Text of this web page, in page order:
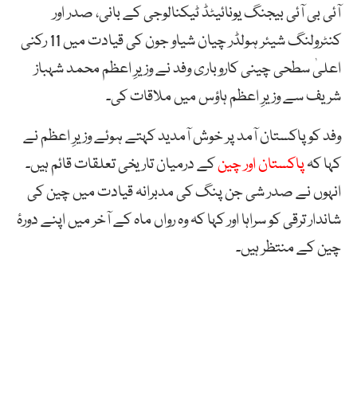
آئی بی آئی بیجنگ یونائیٹڈ ٹیکنالوجی کے بانی، صدر اور
کنٹرولنگ شیئر ہولڈر چیان شیاو جون کی قیادت میں 11 رکنی
اعلیٰ سطحی چینی کاروباری وفد نے وزیرِ اعظم محمد شہباز
شریف سے وزیرِ اعظم ہاؤس میں ملاقات کی۔
وفد کو پاکستان آمد پر خوش آمدید کہتے ہوئے وزیرِ اعظم نے
کہا کہپاکستان اور چینکے درمیان تاریخی تعلقات قائم ہیں۔
انہوں نے صدر شی جن پنگ کی مدبرانہ قیادت میں چین کی
شاندار ترقی کو سراہا اور کہا کہ وہ رواں ماہ کے آخر میں اپنے دورۂ
چین کے منتظر ہیں۔